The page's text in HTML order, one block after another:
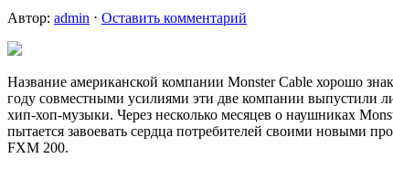
Автор: admin ⋅ Оставить комментарий
Название американской компании Monster Cable хорошо
году совместными усилиями эти две компании выпустили
хип-хоп-музыки. Через несколько месяцев о наушниках
пытается завоевать сердца потребителей своими новыми
FXM 200.